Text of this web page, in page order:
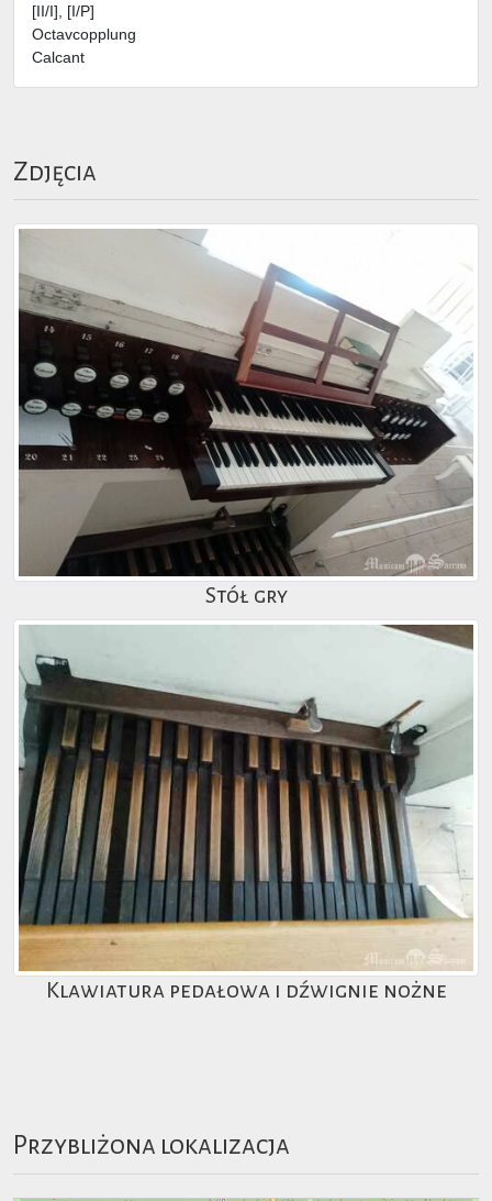
[II/I], [I/P]
Octavcopplung
Calcant
Zdjęcia
Stół gry
Klawiatura pedałowa i dźwignie nożne
Przybliżona lokalizacja